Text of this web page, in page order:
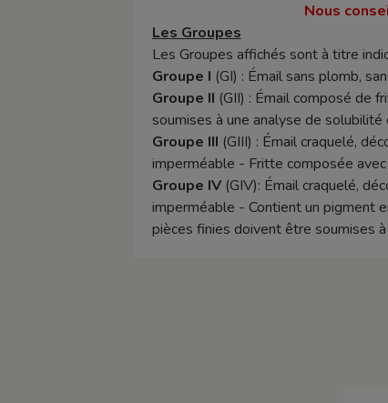
Nous
Les Groupes
Les Groupes affichés sont à titre
Groupe I (GI) : Émail sans plomb,
Groupe II (GII) : Émail composé de
soumises à une analyse de
Groupe III (GIII) : Émail craquelé,
imperméable - Fritte composée
Groupe IV(GIV): Émail craquelé,
imperméable - Contient un pigment
pièces finies doivent être soumises